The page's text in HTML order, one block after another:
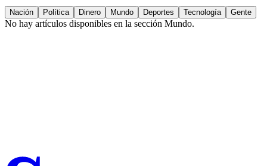
Nación Política Dinero Mundo Deportes Tecnología Gente
No hay artículos disponibles en la sección Mundo.